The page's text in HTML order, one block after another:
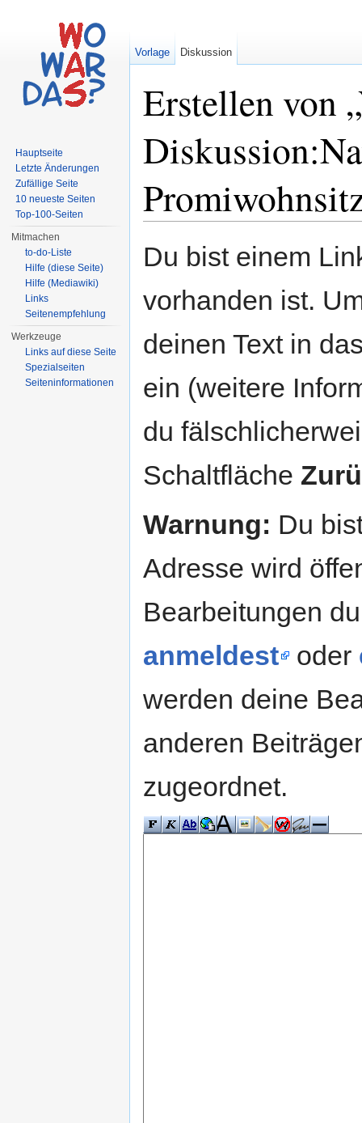
Erstellen von
Du bist einem
vorhanden ist.
deinen Text in
ein (weitere
du
Schaltfläche
Warnung: Du
Adresse wird
Bearbeitungen
anmeldest
oder
werden deine
anderen
zugeordnet.
Vorlage Diskussion
Hauptseite
Letzte Änderungen
Zufällige Seite
10 neueste Seiten
Top-100-Seiten
Mitmachen
to-do-Liste
Hilfe (diese Seite)
Hilfe (Mediawiki)
Links
Seitenempfehlung
Werkzeuge
Links auf diese Seite
Spezialseiten
Seiteninformationen